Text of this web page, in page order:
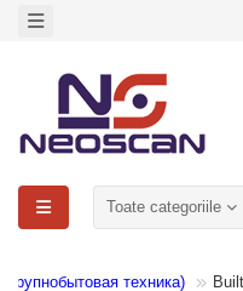
Toate categoriile
техника)